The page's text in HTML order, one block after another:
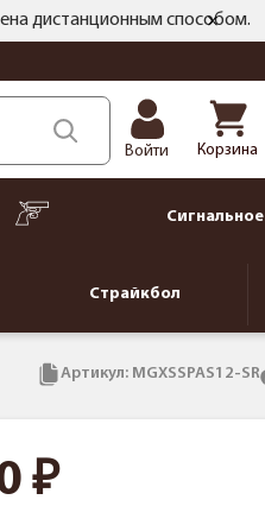
дистанционным способом.
Войти Корзина
Сигнальное
Страйкбол
Артикул: MGXSSPAS12-SR